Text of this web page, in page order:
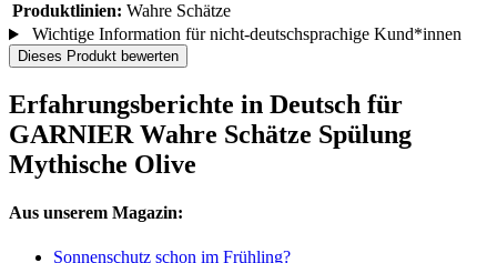
Produktlinien: Wahre Schätze
Wichtige Information für nicht-deutschsprachige Kund*innen
Dieses Produkt bewerten
Erfahrungsberichte in Deutsch für
GARNIER Wahre Schätze Spülung
Mythische Olive
Aus unserem Magazin:
Sonnenschutz schon im Frühling?